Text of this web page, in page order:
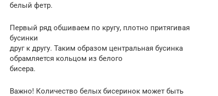
белый фетр.
Первый ряд обшиваем по кругу, плотно притягивая
бусинки
друг к другу. Таким образом центральная бусинка
обрамляется кольцом из белого
бисера.
Важно! Количество белых бисеринок может быть